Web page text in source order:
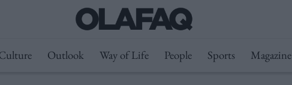
Outlook Way of Life People Sports Magazine